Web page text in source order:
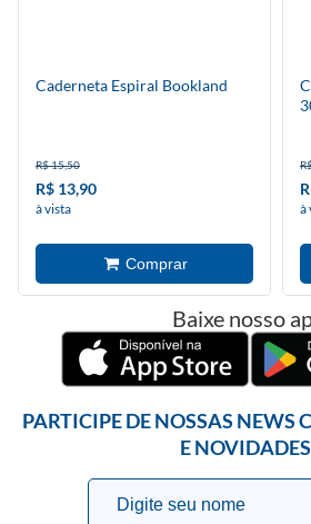
Caderneta Espiral Bookland
R$ 15,50
R$ 13,90
à vista à
Baixe nosso
PARTICIPE DE NOSSAS NEWS
E